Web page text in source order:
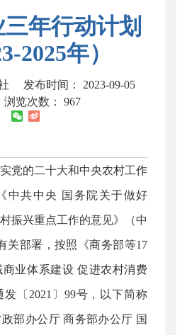
年行动计划
2025年）
发布时间： 2023-09-05
浏览次数： 967
的二十大和中央农村工作
中共中央 国务院关于做好
振兴重点工作的意见》（中
关部署，按照《商务部等17
业体系建设 促进农村消费
〔2021〕99号，以下简称
政部办公厅 商务部办公厅 国